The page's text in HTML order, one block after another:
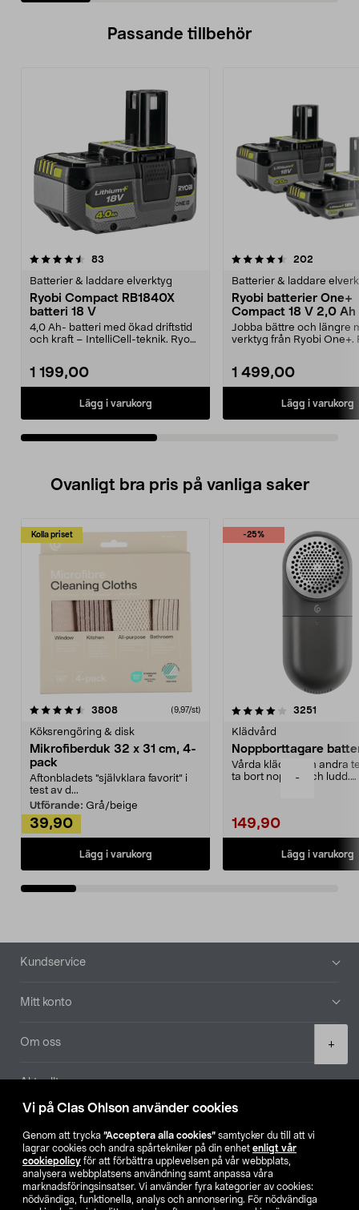
Vi på Clas Ohlson använder cookies
Genom att trycka ”Acceptera alla cookies” samtycker du till att vi
lagrar cookies och andra spårtekniker på din enhet enligt vår
cookiepolicy för att förbättra upplevelsen på vår webbplats,
analysera webbplatsens användning samt anpassa våra
marknadsföringsinsatser. Vi använder fyra kategorier av cookies:
nödvändiga, funktionella, analys och annonsering. För nödvändiga
-
+
Passande tillbehör
83
Batterier & laddare elverktyg
Ryobi Compact RB1840X
batteri 18 V
4,0 Ah- batteri med ökad driftstid
och kraft – IntelliCell-teknik. Ryobi
1 199,00
Lägg i varukorg
4.5av 5 stjärnor 202
Batterier & laddare
Ryobi batterier One+
Compact 18 V 2,0
Ah RB18242X
Jobba bättre och längre
verktyg från Ryobi One+.
1 499,00
Lägg i varukorg
4.5av 5 stjärnor
Ovanligt bra pris på vanliga saker
Kolla priset
3808recensioner (9,97/st)
Köksrengöring & disk
Mikrofiberduk 32 x 31 cm, 4-
pack
Aftonbladets "självklara favorit” i
test av d...
Utförande: Grå/beige
39,90
Lägg i varukorg
-25%
4.0av 5 stjärnor 3251
Klädvård
Noppborttagare
Vårda kläder och andra
ta bort noppor och ludd.
149,90
Lägg i varukorg
4.5av 5 stjärnor
Sidfot
Kundservice
Mitt konto
Om oss
Aktuellt
Hitta butik
SE NO FI